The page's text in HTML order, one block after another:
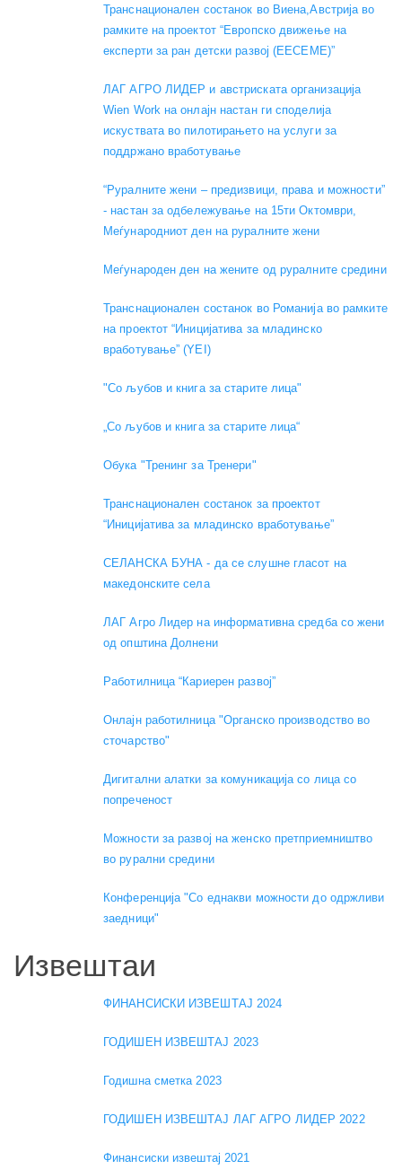
Транснационален состанок во Виена,Австрија во
рамките на проектот “Европско движење на
експерти за ран детски развој (EECEME)”
ЛАГ АГРО ЛИДЕР и австриската организација
Wien Work на онлајн настан ги споделија
искуствата во пилотирањето на услуги за
поддржано вработување
“Руралните жени – предизвици, права и можности”
- настан за одбележување на 15ти Октомври,
Меѓународниот ден на руралните жени
Меѓународен ден на жените од руралните средини
Транснационален состанок во Романија во рамките
на проектот “Иницијатива за младинско
вработување” (YEI)
"Со љубов и книга за старите лица"
„Со љубов и книга за старите лица“
Обука "Тренинг за Тренери"
Транснационален состанок за проектот
“Иницијатива за младинско вработување”
СЕЛАНСКА БУНА - да се слушне гласот на
македонските села
ЛАГ Агро Лидер на информативна средба со жени
од општина Долнени
Работилница “Кариерен развој”
Онлајн работилница "Органско производство во
сточарство"
Дигитални алатки за комуникација со лица со
попреченост
Можности за развој на женско претприемништво
во рурални средини
Конференција "Со еднакви можности до одржливи
заедници"
Извештаи
ФИНАНСИСКИ ИЗВЕШТАЈ 2024
ГОДИШЕН ИЗВЕШТАЈ 2023
Годишна сметка 2023
ГОДИШЕН ИЗВЕШТАЈ ЛАГ АГРО ЛИДЕР 2022
Финансиски извештај 2021